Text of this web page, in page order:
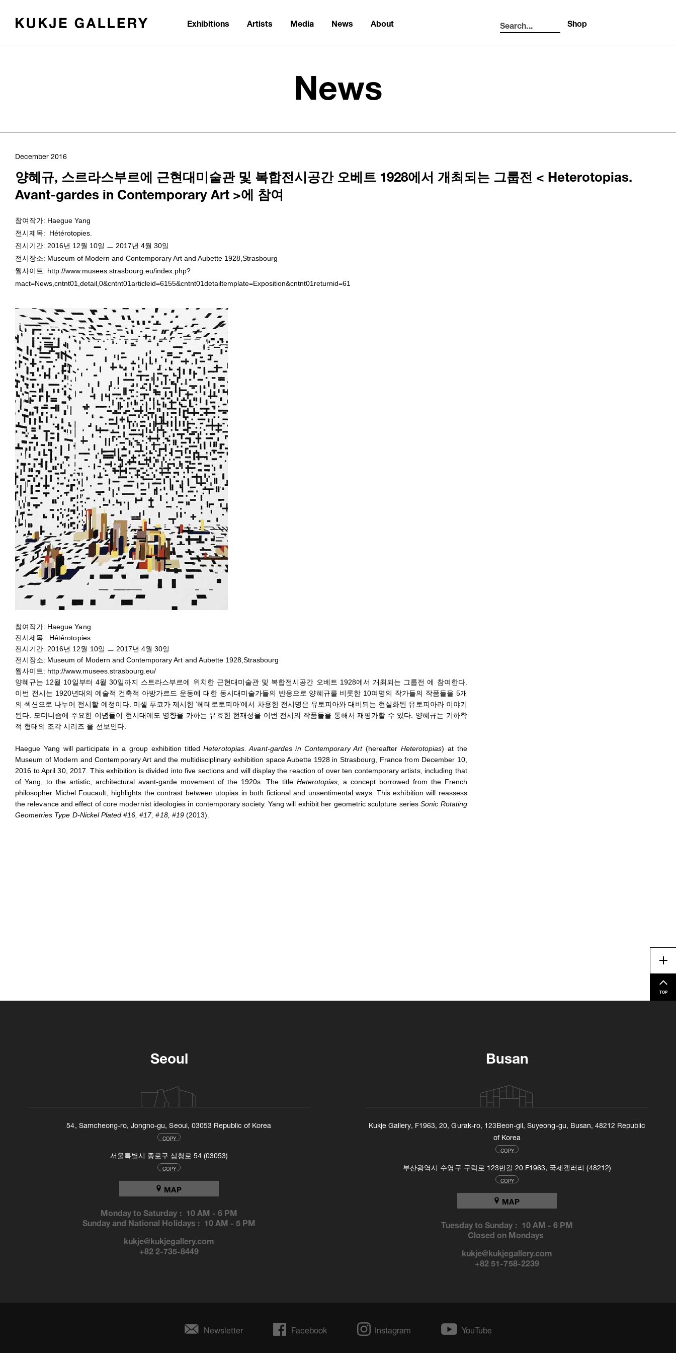
Search...
Exhibitions Artists Media News About Shop
News
December 2016
양혜규, 스르라스부르에 근현대미술관 및 복합전시공간 오베트 1928에서 개최되는 그룹전 < Heterotopias.
Avant-gardes in Contemporary Art >에 참여
참여작가: Haegue Yang
전시제목: Hétérotopies.
전시기간: 2016년 12월 10일 ㅡ 2017년 4월 30일
전시장소: Museum of Modern and Contemporary Art and Aubette 1928,Strasbourg
웹사이트: http://www.musees.strasbourg.eu/index.php?
mact=News,cntnt01,detail,0&cntnt01articleid=6155&cntnt01detailtemplate=Exposition&cntnt01returnid=61
참여작가: Haegue Yang
전시제목: Hétérotopies.
전시기간: 2016년 12월 10일 ㅡ 2017년 4월 30일
전시장소: Museum of Modern and Contemporary Art and Aubette 1928,Strasbourg
웹사이트: http://www.musees.strasbourg.eu/
양혜규는 12월 10일부터 4월 30일까지 스트라스부르에 위치한 근현대미술관 및 복합전시공간 오베트 1928에서 개최되는 그룹전 에 참여한다.
이번 전시는 1920년대의 예술적 건축적 아방가르드 운동에 대한 동시대미술가들의 반응으로 양혜규를 비롯한 10여명의 작가들의 작품들을 5개
의 섹션으로 나누어 전시할 예정이다. 미셸 푸코가 제시한 ‘헤테로토피아’에서 차용한 전시명은 유토피아와 대비되는 현실화된 유토피아라 이야기
된다. 모더니즘에 주요한 이념들이 현시대에도 영향을 가하는 유효한 현재성을 이번 전시의 작품들을 통해서 재평가할 수 있다. 양혜규는 기하학
적 형태의 조각 시리즈 을 선보인다.
Haegue Yang will participate in a group exhibition titledHeterotopias. Avant-gardes in Contemporary Art(hereafter Heterotopias) at the
Museum of Modern and Contemporary Art and the multidisciplinary exhibition space Aubette 1928 in Strasbourg, France from December 10,
2016 to April 30, 2017. This exhibition is divided into five sections and will display the reaction of over ten contemporary artists, including that
of Yang, to the artistic, architectural avant-garde movement of the 1920s. The title Heterotopias,
a concept borrowed from the French
philosopher Michel Foucault, highlights the contrast between utopias in both fictional and unsentimental ways. This exhibition will reassess
the relevance and effect of core modernist ideologies in contemporary society. Yang will exhibit her geometric sculpture seriesSonic Rotating
Geometries Type D-Nickel Plated #16, #17, #18, #19(2013).
TOP
Seoul
54, Samcheong-ro, Jongno-gu, Seoul, 03053 Republic of Korea
COPY
서울특별시 종로구 삼청로 54 (03053)
COPY
MAP
Monday to Saturday : 10 AM-6 PM
Sunday and National Holidays : 10 AM-5 PM
kukje@kukjegallery.com
+82 2-735-8449
Busan
Kukje Gallery, F1963, 20, Gurak-ro, 123Beon-gil, Suyeong-gu, Busan, 48212 Republic
of Korea
COPY
부산광역시 수영구 구락로 123번길 20 F1963, 국제갤러리 (48212)
COPY
MAP
Tuesday to Sunday : 10 AM-6 PM
Closed on Mondays
kukje@kukjegallery.com
+82 51-758-2239
Newsletter Facebook Instagram YouTube